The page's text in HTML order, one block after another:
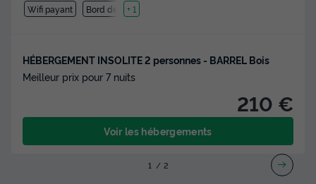
Wifi payant Bord de mer
+ 1
HÉBERGEMENT INSOLITE 2 personnes - BARREL Bois
Meilleur prix pour 7 nuits
210 €
Voir les hébergements
1 2